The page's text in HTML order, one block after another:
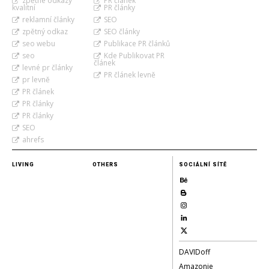
kvalitní
reklamní články
zpětný odkaz
seo webu
seo
levné pr články
pr levně
PR článek
PR články
PR články
SEO
ahrefs
PR články
SEO
SEO články
Publikace PR článků
Kde Publikovat PR
článek
PR článek levně
LIVING OTHERS SOCIÁLNÍ SÍTĚ
DAVIDoff
Amazonie